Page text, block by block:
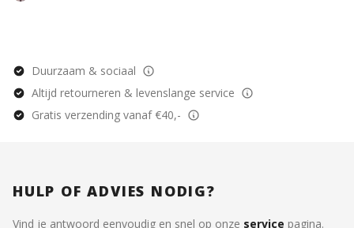
Duurzaam & sociaal
Altijd retourneren & levenslange service
Gratis verzending vanaf €40,-
HULP OF ADVIES NODIG?
Vind je antwoord eenvoudig en snel op onze service pagina.